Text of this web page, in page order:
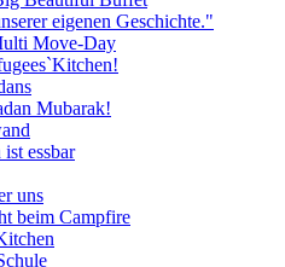
eigenen Geschichte."
Move-Day
Mubarak!
essbar
uns
beim Campfire